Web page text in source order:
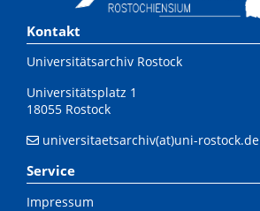
Kontakt
Universitätsarchiv Rostock
Universitätsplatz 1
18055 Rostock
universitaetsarchiv(at)uni-rostock.de
Service
Impressum